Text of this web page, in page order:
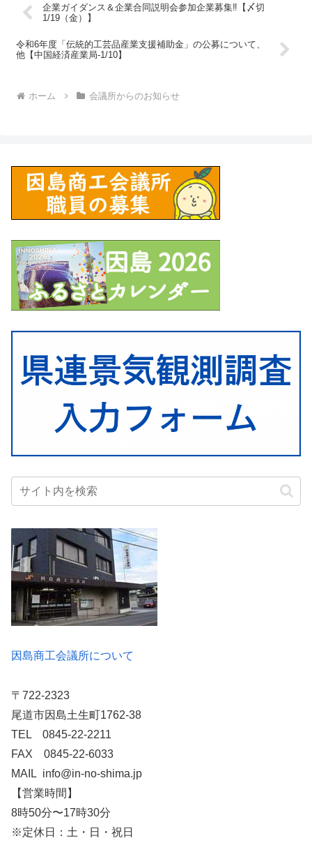
企業ガイダンス＆企業合同説明会参加企業募集‼【〆切
1/19（金）】
令和6年度「伝統的工芸品産業支援補助金」の公募について、
他【中国経済産業局-1/10】
ホーム 会議所からのお知らせ
因島商工会議所について
〒722-2323
尾道市因島土生町1762-38
TEL 0845-22-2211
FAX 0845-22-6033
MAIL info@in-no-shima.jp
【営業時間】
8時50分〜17時30分
※定休日：土・日・祝日